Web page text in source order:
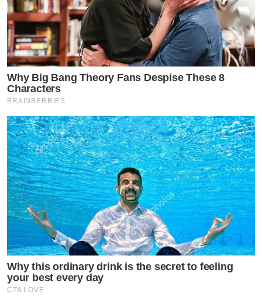
Why Big Bang Theory Fans Despise These 8
Characters
BRAINBERRIES
Why this ordinary drink is the secret to feeling
your best every day
CTA LOVE